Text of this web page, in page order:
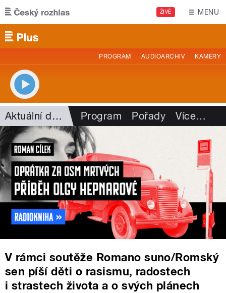
Přejít k hlavnímu obsahu
ŽIVĚ MENU
PROGRAM AUDIOARCHIV KAMERY
Aktuální dění Program Pořady Více…
V rámci soutěže Romano suno/Romský
sen píší děti o rasismu, radostech
i strastech života a o svých plánech